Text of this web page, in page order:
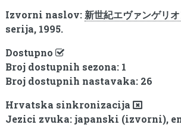
Izvorni naslov: 新世紀エヴァンゲリ
serija, 1995.
Dostupno
Broj dostupnih sezona: 1
Broj dostupnih nastavaka: 26
Hrvatska sinkronizacija
Jezici zvuka: japanski (izvorni),